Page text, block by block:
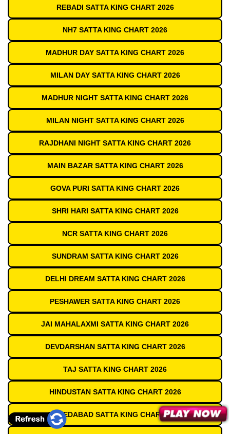
REBADI SATTA KING CHART 2026
NH7 SATTA KING CHART 2026
MADHUR DAY SATTA KING CHART 2026
MILAN DAY SATTA KING CHART 2026
MADHUR NIGHT SATTA KING CHART 2026
MILAN NIGHT SATTA KING CHART 2026
RAJDHANI NIGHT SATTA KING CHART 2026
MAIN BAZAR SATTA KING CHART 2026
GOVA PURI SATTA KING CHART 2026
SHRI HARI SATTA KING CHART 2026
NCR SATTA KING CHART 2026
SUNDRAM SATTA KING CHART 2026
DELHI DREAM SATTA KING CHART 2026
PESHAWER SATTA KING CHART 2026
JAI MAHALAXMI SATTA KING CHART 2026
DEVDARSHAN SATTA KING CHART 2026
TAJ SATTA KING CHART 2026
HINDUSTAN SATTA KING CHART 2026
AHMEDABAD SATTA KING CHART 2026